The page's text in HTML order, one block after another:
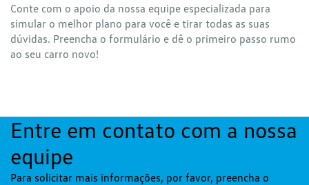
Conte com o apoio da nossa equipe especializada para
simular o melhor plano para você e tirar todas as suas
dúvidas. Preencha o formulário e dê o primeiro passo rumo
ao seu carro novo!
Entre em contato com a nossa
equipe
Para solicitar mais informações, por favor, preencha o